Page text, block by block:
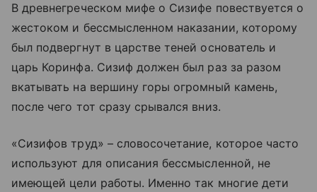
В древнегреческом мифе о Сизифе повествуется о
жестоком и бессмысленном наказании, которому
был подвергнут в царстве теней основатель и
царь Коринфа. Сизиф должен был раз за разом
вкатывать на вершину горы огромный камень,
после чего тот сразу срывался вниз.
«Сизифов труд» – словосочетание, которое часто
используют для описания бессмысленной, не
имеющей цели работы. Именно так многие дети